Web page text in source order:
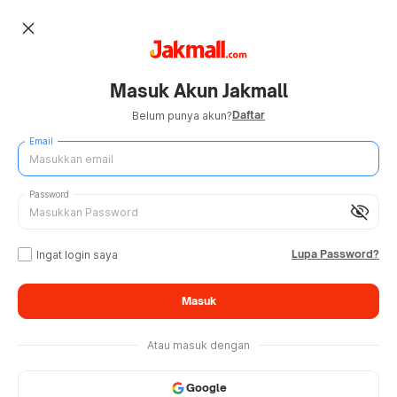
close
Masuk Akun Jakmall
Belum punya akun?Daftar
Email
visibility_off
Password
Ingat login saya Lupa Password?
Masuk
Atau masuk dengan
Google